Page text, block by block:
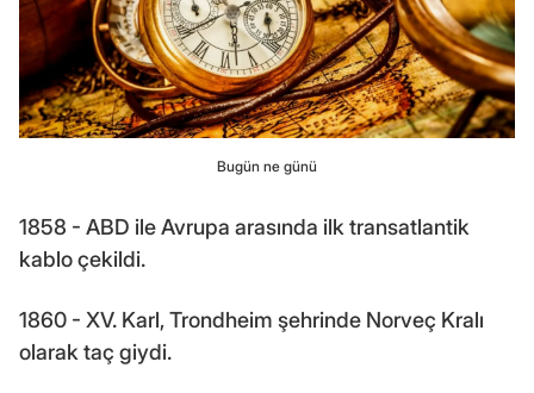
Bugün ne günü
1858 - ABD ile Avrupa arasında ilk transatlantik
kablo çekildi.
1860 - XV. Karl, Trondheim şehrinde Norveç Kralı
olarak taç giydi.